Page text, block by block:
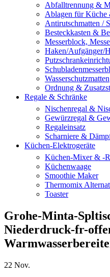
Abfalltrennung &
Ablagen für Küche
Antirutschmatten /
Besteckkasten &
Messerblock,
Haken/Aufgänger/
Wasserschutzmatten
Ordnung &
Regale & Schränke
Nischenregal &
Gewürzregal &
Regaleinsatz
Scharniere &
Küchen-Elektrogeräte
Küchen-Mixer & -
Küchenwaage
Smoothie Maker
Thermomix
Toaster
Grohe-Minta-
Niederdruck-fr-
22 Nov.